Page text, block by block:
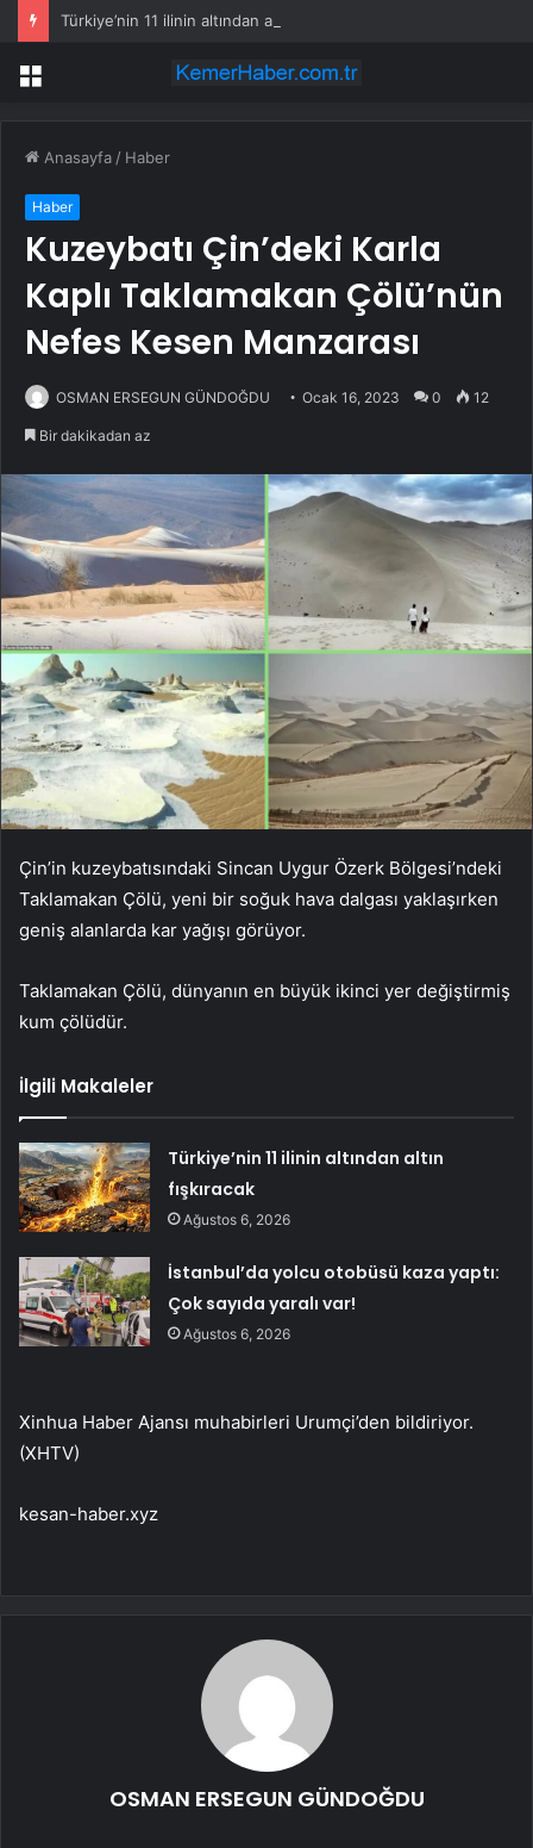
Türkiye’nin 11 ilinin altından altın fışkıracak
Menü
Anasayfa / Haber
Haber
Kuzeybatı Çin’deki Karla
Kaplı Taklamakan Çölü’nün
Nefes Kesen Manzarası
OSMAN ERSEGUN GÜNDOĞDU Ocak 16, 2023 0 12
Bir dakikadan az
Çin’in kuzeybatısındaki Sincan Uygur Özerk Bölgesi’ndeki
Taklamakan Çölü, yeni bir soğuk hava dalgası yaklaşırken
geniş alanlarda kar yağışı görüyor.
Taklamakan Çölü, dünyanın en büyük ikinci yer değiştirmiş
kum çölüdür.
İlgili Makaleler
Türkiye’nin 11 ilinin altından altın
fışkıracak
Ağustos 6, 2026
İstanbul’da yolcu otobüsü kaza yaptı:
Çok sayıda yaralı var!
Ağustos 6, 2026
Xinhua Haber Ajansı muhabirleri Urumçi’den bildiriyor.
(XHTV)
kesan-haber.xyz
OSMAN ERSEGUN GÜNDOĞDU